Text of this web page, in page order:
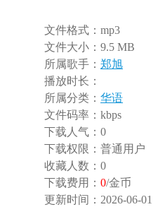
文件格式： mp3
文件大小： 9.5 MB
所属歌手： 郑旭
播放时长：
所属分类： 华语
文件码率： kbps
下载人气： 0
下载权限： 普通用户
收藏人数： 0
下载费用： 0/金币
更新时间： 2026-06-01